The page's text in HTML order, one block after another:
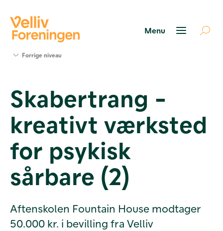
Værktøjer
og viden
Om Velliv
Foreningen
os
Forrige niveau
Skabertrang -
kreativt værksted
for psykisk
sårbare (2)
Aftenskolen Fountain House modtager
50.000 kr. i bevilling fra Velliv